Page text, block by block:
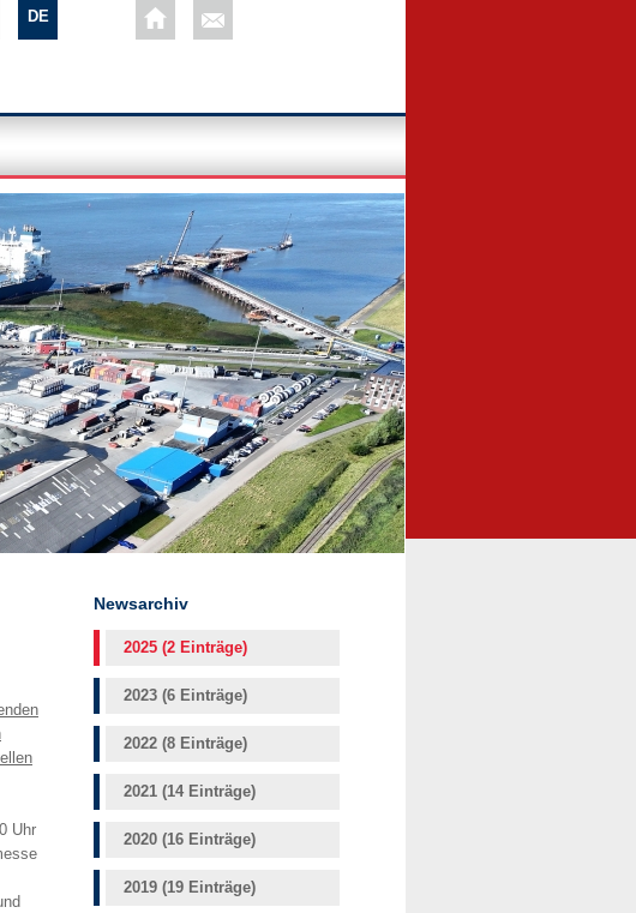
DE
Uhr
Newsarchiv
2025 (2 Einträge)
2023 (6 Einträge)
2022 (8 Einträge)
2021 (14 Einträge)
2020 (16 Einträge)
2019 (19 Einträge)